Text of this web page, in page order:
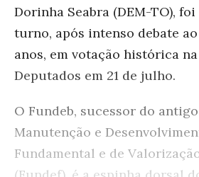
Dorinha Seabra (DEM-TO), foi
turno, após intenso debate
anos, em votação histórica
Deputados em 21 de julho.
O Fundeb, sucessor do
Manutenção e
Fundamental e de